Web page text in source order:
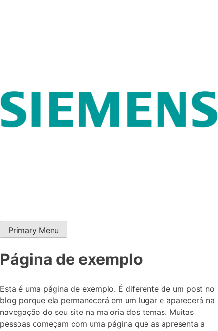
Drop Siemens
Seu conteúdo Siemens do dia a dia
Primary Menu
Página de exemplo
Esta é uma página de exemplo. É diferente de um post no
blog porque ela permanecerá em um lugar e aparecerá na
navegação do seu site na maioria dos temas. Muitas
pessoas começam com uma página que as apresenta a